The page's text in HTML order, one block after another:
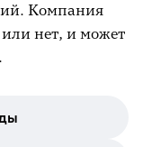
Компания
нет, и может